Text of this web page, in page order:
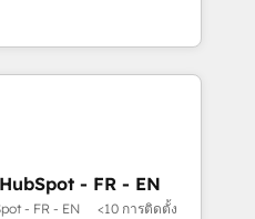
AI services. 🧩
with custom
no-shows - Improve
- Scale with less
Team to handle the
AND building your ideal
- FR - EN
- FR - EN <10 การติดตั้ง